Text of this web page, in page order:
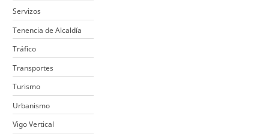
Servizos
Tenencia de Alcaldía
Tráfico
Transportes
Turismo
Urbanismo
Vigo Vertical